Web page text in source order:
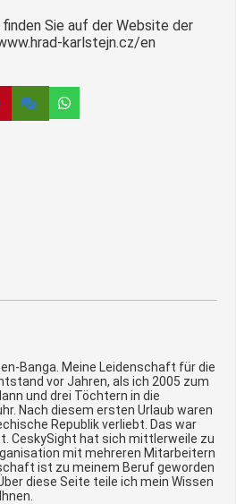
Sie auf der Website der
karlstejn.cz/en
Banga. Meine Leidenschaft für die
vor Jahren, als ich 2005 zum
und drei Töchtern in die
Nach diesem ersten Urlaub waren
Republik verliebt. Das war
CeskySight hat sich mittlerweile zu
mit mehreren Mitarbeitern
ist zu meinem Beruf geworden
diese Seite teile ich mein Wissen